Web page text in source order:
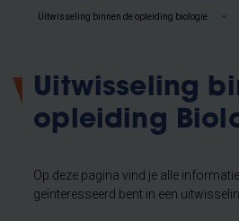
Uitwisseling binnen de opleiding biologie
Uitwisseling
opleiding
Op deze pagina vind je alle
geïnteresseerd bent in een